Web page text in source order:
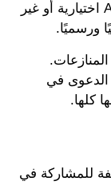
أو إصدار حكم. قد تكون بعض عمليات ADR اختيارية أو غير
ورسميًا.
الدعوى في
كلها.
للمشاركة في